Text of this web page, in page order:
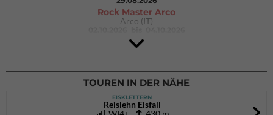
Rock Master Arco
Arco (IT)
9. Eiskletter Festival Osttirol
Eisparkt Osttirol
08.01.2027bis 10.01.2027
TOUREN IN DER NÄHE
EISKLETTERN
Reislehn Eisfall